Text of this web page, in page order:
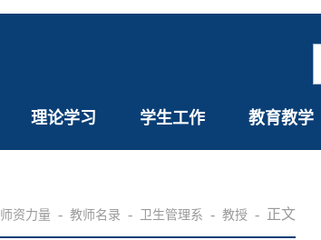
理论学习 学生工作 教育教学
师资力量 - 教师名录 - 卫生管理系 - 教授 - 正文